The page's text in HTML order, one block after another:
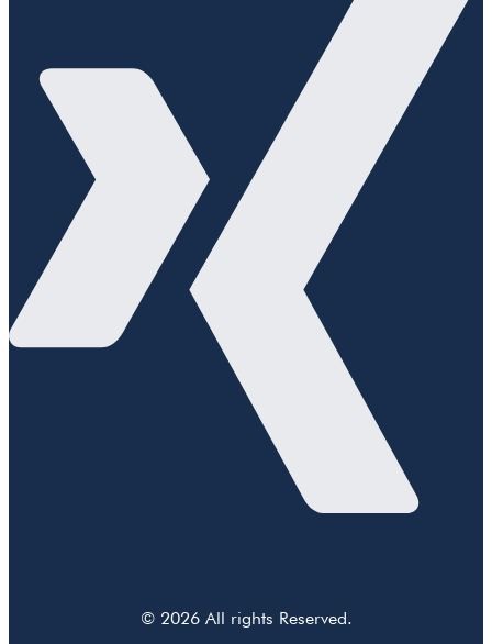
© 2026 All rights Reserved.